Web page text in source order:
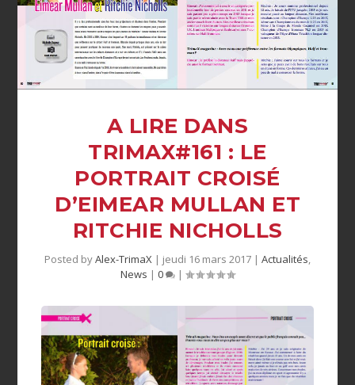
A LIRE DANS
TRIMAX#161 : LE
PORTRAIT CROISÉ
D’EIMEAR MULLAN ET
RITCHIE NICHOLLS
Posted byAlex-TrimaX | jeudi 16 mars 2017 | Actualités,
News | 0 |